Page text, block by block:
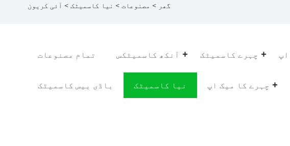
گھر > مصنوعات > نیا کاسمیٹک > آئی کریون
تمام مصنوعات آنکھ کاسمیٹکس چہرے کاسمیٹک
باڈی بیس کاسمیٹک نیا کاسمیٹک چہرے کا میک اپ